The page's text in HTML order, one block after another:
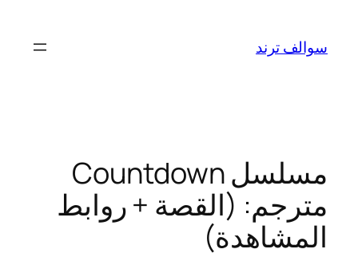
المحتوى
سوالف ترند
مسلسل Countdown
مترجم: (القصة + روابط
المشاهدة)